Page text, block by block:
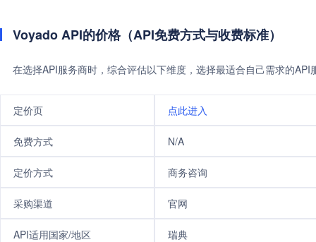
Voyado API的价格（API免费方式与收费标准）
在选择API服务商时，综合评估以下维度，选择最适合自己需求的
定价页 点此进入
免费方式 N/A
定价方式 商务咨询
采购渠道 官网
API适用国家/地区 瑞典